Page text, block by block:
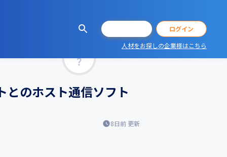
ログイン
人材をお探しの企業様はこちら
とのホスト通信ソフト
8日前 更新